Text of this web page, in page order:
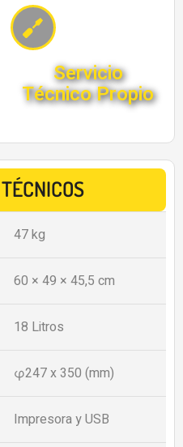
Servicio
Técnico Propio
47 kg
60 × 49 × 45,5 cm
18 Litros
φ247 x 350 (mm)
Impresora y USB